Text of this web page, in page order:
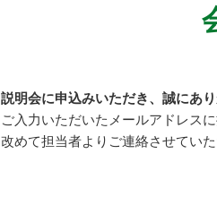
説明会に申込みいただき、誠にあり
ご入力いただいたメールアドレス
改めて担当者よりご連絡させていた